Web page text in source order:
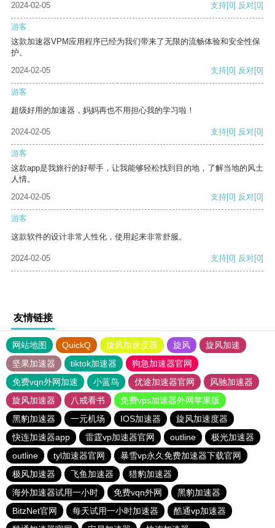
2024-02-05
支持[0] 反对[0]
游客
这款加速器VPM应用程序已经为我们带来了无限的流畅体验和安全性保
护。
2024-02-05
支持[0] 反对[0]
游客
超级好用的加速器，妈妈再也不用担心我的学习啦！
2024-02-05 支持[0] 反对[0]
游客
这款app是我旅行的好帮手，让我能够轻松找到目的地，了解当地的风土
人情。
2024-02-05
支持[0] 反对[0]
游客
这款软件的设计非常人性化，使用起来非常舒服。
2024-02-05 支持[0] 反对[0]
友情链接
网站地图 QuickQ 旋风加速度器 旋风
旋风加速
坚果加速器
tiktok加速器
狗急加速器官网
免费vqn外网加速
小蓝鸟 优途加速器官网
风驰加速器
旋风加速器
八戒看书
免费vps加速器外网苹果版
黑豹加速器
一元机场 IOS加速器
旋风加速度器
快连加速器app
雷霆vp加速器官网 outline
极光加速器
outline
tyl加速器官网
暴雪vp永久免费加速器下载官网
极风加速器
飞鱼加速器
猎豹加速器
海外加速器试用一小时
免费vqn外网
黑豹加速器
BitzNet官网
每天试用一小时加速器
酷通vp加速器